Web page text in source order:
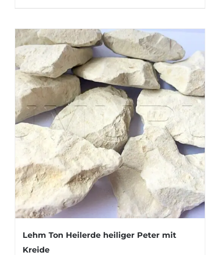
Lehm Ton Heilerde heiliger Peter mit
Kreide